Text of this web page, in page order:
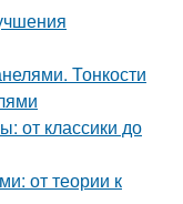
Тонкости
от классики до
от теории к